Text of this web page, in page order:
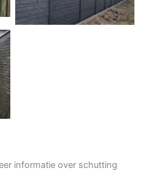
informatie over schutting